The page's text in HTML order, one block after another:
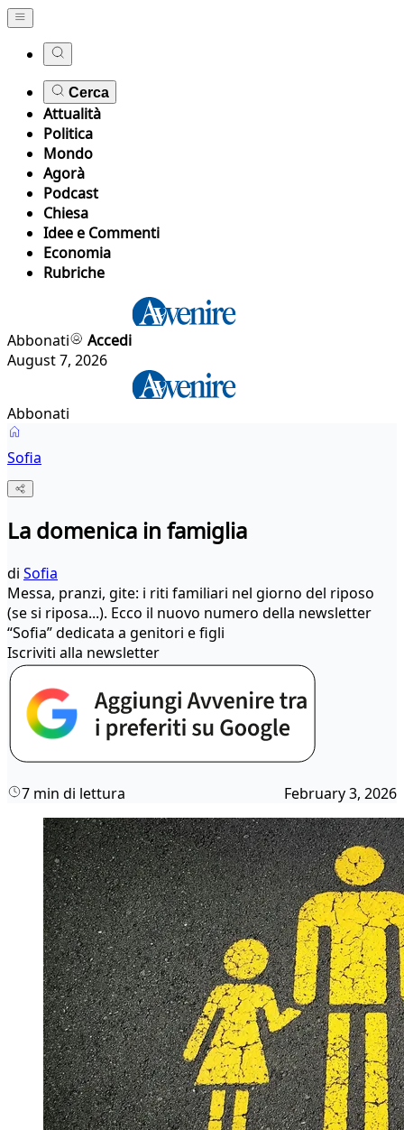
Cerca
Attualità
Politica
Mondo
Agorà
Podcast
Chiesa
Idee e Commenti
Economia
Rubriche
Abbonati
Accedi
August 7, 2026
Abbonati
Sofia
La domenica in famiglia
di Sofia
Messa, pranzi, gite: i riti familiari nel giorno del riposo
(se si riposa...). Ecco il nuovo numero della newsletter
“Sofia” dedicata a genitori e figli
Iscriviti alla newsletter
7 min di lettura February 3, 2026